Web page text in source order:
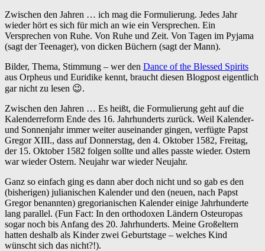
Zwischen den Jahren … ich mag die Formulierung. Jedes Jahr
wieder hört es sich für mich an wie ein Versprechen. Ein
Versprechen von Ruhe. Von Ruhe und Zeit. Von Tagen im Pyjama
(sagt der Teenager), von dicken Büchern (sagt der Mann).
Bilder, Thema, Stimmung – wer den Dance of the Blessed Spirits
aus Orpheus und Euridike kennt, braucht diesen Blogpost eigentlich
gar nicht zu lesen 😉.
Zwischen den Jahren … Es heißt, die Formulierung geht auf die
Kalenderreform Ende des 16. Jahrhunderts zurück. Weil Kalender-
und Sonnenjahr immer weiter auseinander gingen, verfügte Papst
Gregor XIII., dass auf Donnerstag, den 4. Oktober 1582, Freitag,
der 15. Oktober 1582 folgen sollte und alles passte wieder. Ostern
war wieder Ostern. Neujahr war wieder Neujahr.
Ganz so einfach ging es dann aber doch nicht und so gab es den
(bisherigen) julianischen Kalender und den (neuen, nach Papst
Gregor benannten) gregorianischen Kalender einige Jahrhunderte
lang parallel. (Fun Fact: In den orthodoxen Ländern Osteuropas
sogar noch bis Anfang des 20. Jahrhunderts. Meine Großeltern
hatten deshalb als Kinder zwei Geburtstage – welches Kind
wünscht sich das nicht?!).